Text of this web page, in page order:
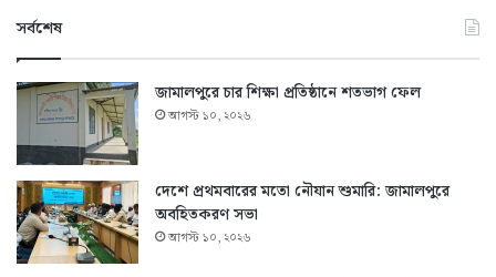
সর্বশেষ
জামালপুরে চার শিক্ষা প্রতিষ্ঠানে শতভাগ ফেল
আগস্ট ১০, ২০২৬
দেশে প্রথমবারের মতো নৌযান শুমারি: জামালপুরে
অবহিতকরণ সভা
আগস্ট ১০, ২০২৬